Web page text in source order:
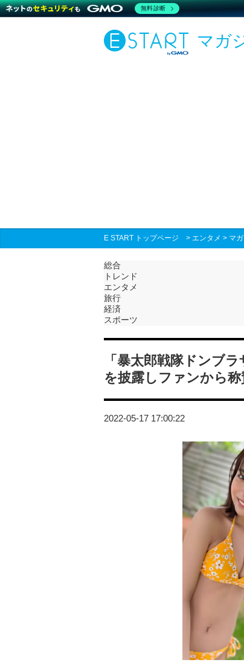
マガ
E START トップページ > エンタメ > マ
総合
トレンド
エンタメ
旅行
経済
スポーツ
「暴太郎戦隊ドンブ
を披露しファンから称
2022-05-17 17:00:22
無料診断